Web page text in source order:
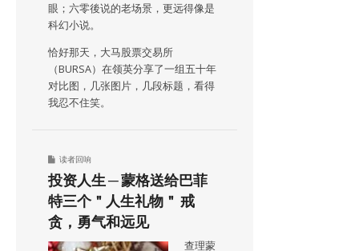
眼；六零後说的老场景，更远得像是
科幻小说。
恰好那天，大马股票交易所
（BURSA）在领英分享了一组五十年
对比图，几张图片，几段标题，看得
我忍不住笑。
读者回响
投资人生 ─ 蒙格送给巴菲
特三个＂人生礼物＂ 戒
贪，勇气和远见
查理蒙